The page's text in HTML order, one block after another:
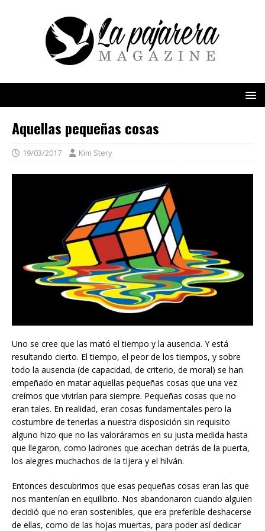
Aquellas pequeñas cosas
19/03/2017 Kim Stery
Uno se cree que las mató el tiempo y la ausencia. Y está
resultando cierto. El tiempo, el peor de los tiempos, y sobre
todo la ausencia (de capacidad, de criterio, de moral) se han
empeñado en matar aquellas pequeñas cosas que una vez
creímos que vivirían para siempre. Pequeñas cosas que no
eran tales. En realidad, eran cosas fundamentales pero la
costumbre de tenerlas a nuestra disposición sin requisito
alguno hizo que no las valoráramos en su justa medida hasta
que llegaron, como ladrones que acechan detrás de la puerta,
los alegres muchachos de la tijera y el hilván.
Entonces descubrimos que esas pequeñas cosas eran las que
nos mantenían en equilibrio. Nos abandonaron cuando alguien
decidió que no eran sostenibles, que era preferible deshacerse
de ellas, como de las hojas muertas, para poder así dedicar